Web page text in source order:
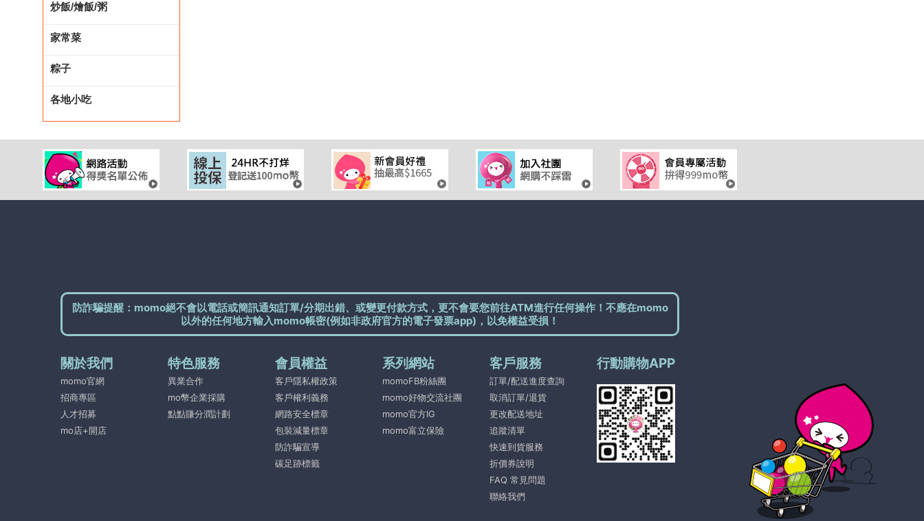
炒飯/燴飯/粥
家常菜
粽子
各地小吃
防詐騙提醒：momo絕不會以電話或簡訊通知訂單/分期出錯、或變更付款方式，更不會要您前往ATM進行任何操作！不應在momo
以外的任何地方輸入momo帳密(例如非政府官方的電子發票app)，以免權益受損！
關於我們
momo官網
招商專區
人才招募
mo店+開店
特色服務
異業合作
mo幣企業採購
點點賺分潤計劃
會員權益
客戶隱私權政策
客戶權利義務
網路安全標章
包裝減量標章
防詐騙宣導
碳足跡標籤
系列網站
momoFB粉絲團
momo好物交流社團
momo官方IG
momo富立保險
客戶服務
訂單/配送進度查詢
取消訂單/退貨
更改配送地址
追蹤清單
快速到貨服務
折價券說明
FAQ 常見問題
聯絡我們
行動購物APP